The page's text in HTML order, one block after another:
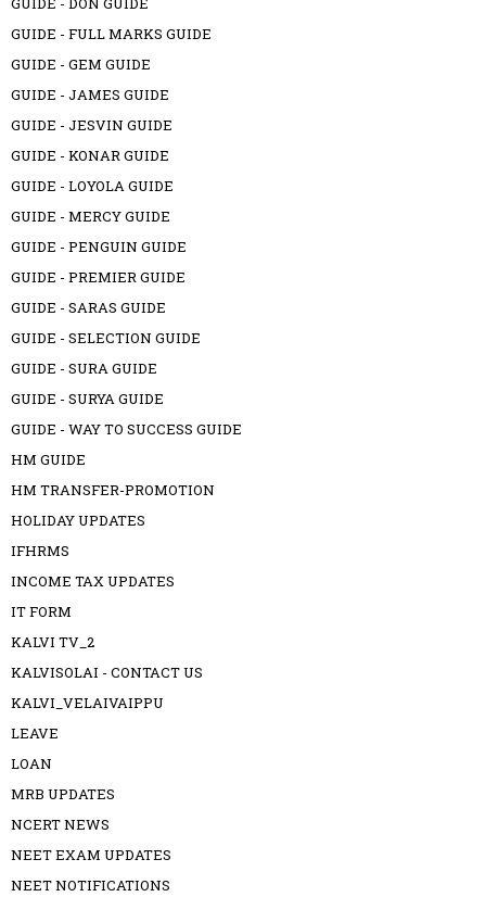
GUIDE - FULL MARKS GUIDE
GUIDE - GEM GUIDE
GUIDE - JAMES GUIDE
GUIDE - JESVIN GUIDE
GUIDE - KONAR GUIDE
GUIDE - LOYOLA GUIDE
GUIDE - MERCY GUIDE
GUIDE - PENGUIN GUIDE
GUIDE - PREMIER GUIDE
GUIDE - SARAS GUIDE
GUIDE - SELECTION GUIDE
GUIDE - SURA GUIDE
GUIDE - SURYA GUIDE
GUIDE - WAY TO SUCCESS GUIDE
HM GUIDE
HM TRANSFER-PROMOTION
HOLIDAY UPDATES
IFHRMS
INCOME TAX UPDATES
IT FORM
KALVI TV_2
KALVISOLAI - CONTACT US
KALVI_VELAIVAIPPU
LEAVE
LOAN
MRB UPDATES
NCERT NEWS
NEET EXAM UPDATES
NEET NOTIFICATIONS